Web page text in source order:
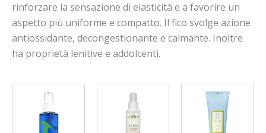
rinforzare la sensazione di elasticità e a favorire un
aspetto più uniforme e compatto. Il fico svolge azione
antiossidante, decongestionante e calmante. Inoltre
ha proprietà lenitive e addolcenti.